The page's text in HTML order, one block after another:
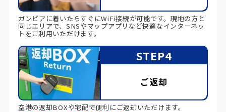
ガンビアに着いたらすぐにWiFi接続が可能です。現地の方と
同じエリアで、SNSやマップアプリなど快適なインターネッ
トをご利用いただけます。
STEP4
ご返却
空港の返却BOXや宅配で便利にご返却いただけます。